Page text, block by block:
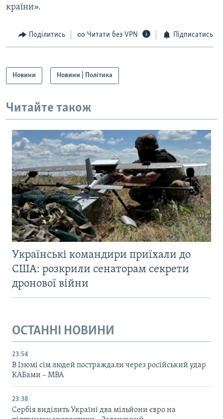
країни».
Поділитись Читати без VPN Підписатись
Новини Новини | Політика
Читайте також
Українські командири приїхали до
США: розкрили сенаторам секрети
дронової війни
ОСТАННІ НОВИНИ
23:54
В Ізюмі сім людей постраждали через російський удар
КАБами – МВА
23:38
Сербія виділить Україні два мільйони євро на